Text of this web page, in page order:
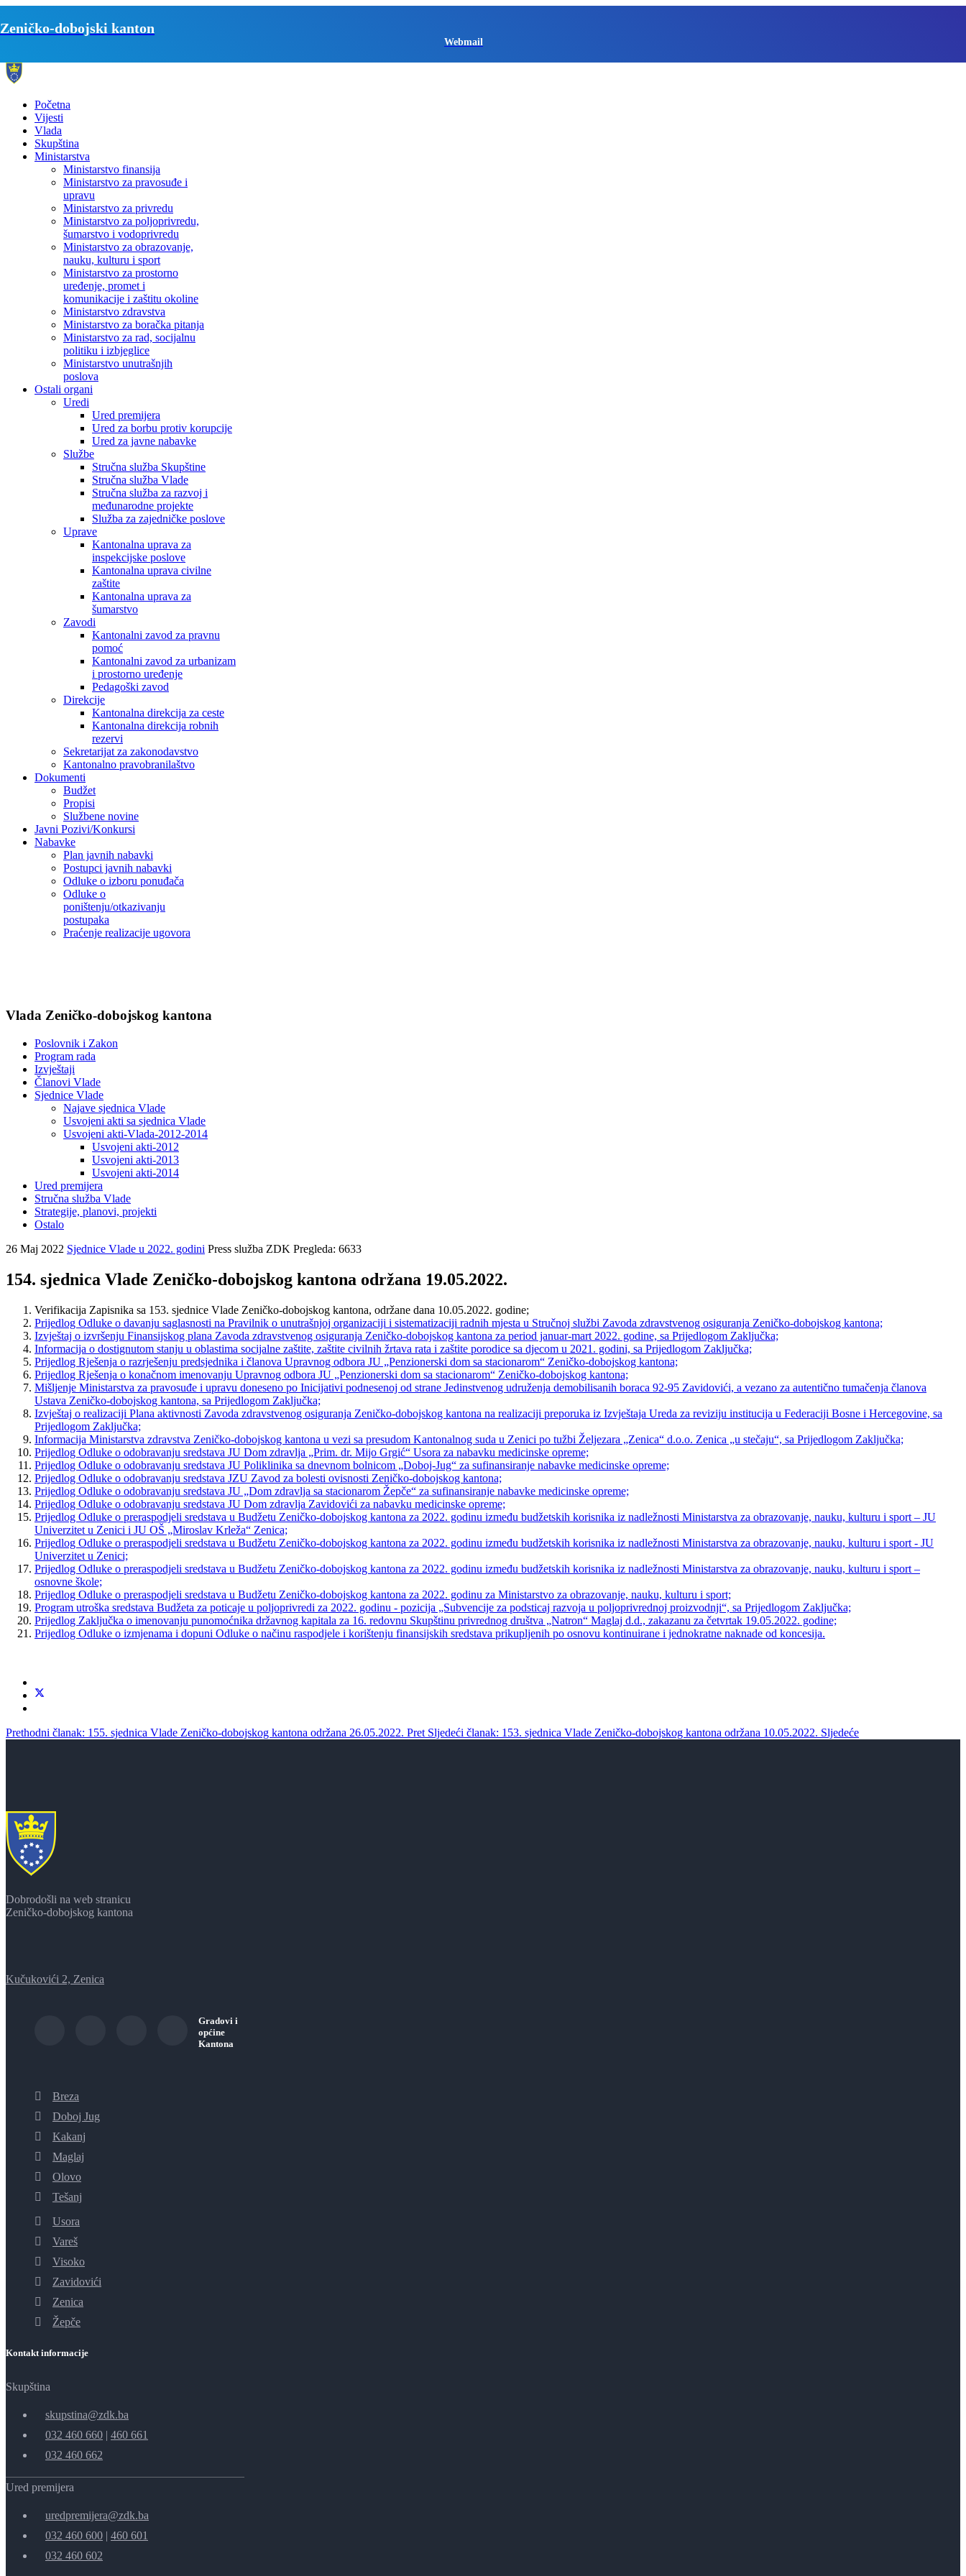
Zeničko-dobojski kanton
Webmail
Početna
Vijesti
Vlada
Skupština
Ministarstva
Ministarstvo finansija
Ministarstvo za pravosuđe i
upravu
Ministarstvo za privredu
Ministarstvo za poljoprivredu,
šumarstvo i vodoprivredu
Ministarstvo za obrazovanje,
nauku, kulturu i sport
Ministarstvo za prostorno
uređenje, promet i
komunikacije i zaštitu okoline
Ministarstvo zdravstva
Ministarstvo za boračka pitanja
Ministarstvo za rad, socijalnu
politiku i izbjeglice
Ministarstvo unutrašnjih
poslova
Ostali organi
Uredi
Ured premijera
Ured za borbu protiv korupcije
Ured za javne nabavke
Službe
Stručna služba Skupštine
Stručna služba Vlade
Stručna služba za razvoj i
međunarodne projekte
Služba za zajedničke poslove
Uprave
Kantonalna uprava za
inspekcijske poslove
Kantonalna uprava civilne
zaštite
Kantonalna uprava za
šumarstvo
Zavodi
Kantonalni zavod za pravnu
pomoć
Kantonalni zavod za urbanizam
i prostorno uređenje
Pedagoški zavod
Direkcije
Kantonalna direkcija za ceste
Kantonalna direkcija robnih
rezervi
Sekretarijat za zakonodavstvo
Kantonalno pravobranilaštvo
Dokumenti
Budžet
Propisi
Službene novine
Javni Pozivi/Konkursi
Nabavke
Plan javnih nabavki
Postupci javnih nabavki
Odluke o izboru ponuđača
Odluke o
poništenju/otkazivanju
postupaka
Praćenje realizacije ugovora
Vlada Zeničko-dobojskog kantona
Poslovnik i Zakon
Program rada
Izvještaji
Članovi Vlade
Sjednice Vlade
Najave sjednica Vlade
Usvojeni akti sa sjednica Vlade
Usvojeni akti-Vlada-2012-2014
Usvojeni akti-2012
Usvojeni akti-2013
Usvojeni akti-2014
Ured premijera
Stručna služba Vlade
Strategije, planovi, projekti
Ostalo
26 Maj 2022 Sjednice Vlade u 2022. godini Press služba ZDK Pregleda: 6633
154. sjednica Vlade Zeničko-dobojskog kantona održana 19.05.2022.
Verifikacija Zapisnika sa 153. sjednice Vlade Zeničko-dobojskog kantona, održane dana 10.05.2022. godine;
Prijedlog Odluke o davanju saglasnosti na Pravilnik o unutrašnjoj organizaciji i sistematizaciji radnih mjesta u Stručnoj službi Zavoda zdravstvenog osiguranja Zeničko-dobojskog kantona;
Izvještaj o izvršenju Finansijskog plana Zavoda zdravstvenog osiguranja Zeničko-dobojskog kantona za period januar-mart 2022. godine, sa Prijedlogom Zaključka;
Informacija o dostignutom stanju u oblastima socijalne zaštite, zaštite civilnih žrtava rata i zaštite porodice sa djecom u 2021. godini, sa Prijedlogom Zaključka;
Prijedlog Rješenja o razrješenju predsjednika i članova Upravnog odbora JU „Penzionerski dom sa stacionarom“ Zeničko-dobojskog kantona;
Prijedlog Rješenja o konačnom imenovanju Upravnog odbora JU „Penzionerski dom sa stacionarom“ Zeničko-dobojskog kantona;
Mišljenje Ministarstva za pravosuđe i upravu doneseno po Inicijativi podnesenoj od strane Jedinstvenog udruženja demobilisanih boraca 92-95 Zavidovići, a vezano za autentično tumačenja članova
Ustava Zeničko-dobojskog kantona, sa Prijedlogom Zaključka;
Izvještaj o realizaciji Plana aktivnosti Zavoda zdravstvenog osiguranja Zeničko-dobojskog kantona na realizaciji preporuka iz Izvještaja Ureda za reviziju institucija u Federaciji Bosne i Hercegovine, sa
Prijedlogom Zaključka;
Informacija Ministarstva zdravstva Zeničko-dobojskog kantona u vezi sa presudom Kantonalnog suda u Zenici po tužbi Željezara „Zenica“ d.o.o. Zenica „u stečaju“, sa Prijedlogom Zaključka;
Prijedlog Odluke o odobravanju sredstava JU Dom zdravlja „Prim. dr. Mijo Grgić“ Usora za nabavku medicinske opreme;
Prijedlog Odluke o odobravanju sredstava JU Poliklinika sa dnevnom bolnicom „Doboj-Jug“ za sufinansiranje nabavke medicinske opreme;
Prijedlog Odluke o odobravanju sredstava JZU Zavod za bolesti ovisnosti Zeničko-dobojskog kantona;
Prijedlog Odluke o odobravanju sredstava JU „Dom zdravlja sa stacionarom Žepče“ za sufinansiranje nabavke medicinske opreme;
Prijedlog Odluke o odobravanju sredstava JU Dom zdravlja Zavidovići za nabavku medicinske opreme;
Prijedlog Odluke o preraspodjeli sredstava u Budžetu Zeničko-dobojskog kantona za 2022. godinu između budžetskih korisnika iz nadležnosti Ministarstva za obrazovanje, nauku, kulturu i sport – JU
Univerzitet u Zenici i JU OŠ „Miroslav Krleža“ Zenica;
Prijedlog Odluke o preraspodjeli sredstava u Budžetu Zeničko-dobojskog kantona za 2022. godinu između budžetskih korisnika iz nadležnosti Ministarstva za obrazovanje, nauku, kulturu i sport - JU
Univerzitet u Zenici;
Prijedlog Odluke o preraspodjeli sredstava u Budžetu Zeničko-dobojskog kantona za 2022. godinu između budžetskih korisnika iz nadležnosti Ministarstva za obrazovanje, nauku, kulturu i sport –
osnovne škole;
Prijedlog Odluke o preraspodjeli sredstava u Budžetu Zeničko-dobojskog kantona za 2022. godinu za Ministarstvo za obrazovanje, nauku, kulturu i sport;
Program utroška sredstava Budžeta za poticaje u poljoprivredi za 2022. godinu - pozicija „Subvencije za podsticaj razvoja u poljoprivrednoj proizvodnji“, sa Prijedlogom Zaključka;
Prijedlog Zaključka o imenovanju punomoćnika državnog kapitala za 16. redovnu Skupštinu privrednog društva „Natron“ Maglaj d.d., zakazanu za četvrtak 19.05.2022. godine;
Prijedlog Odluke o izmjenama i dopuni Odluke o načinu raspodjele i korištenju finansijskih sredstava prikupljenih po osnovu kontinuirane i jednokratne naknade od koncesija.
Prethodni članak: 155. sjednica Vlade Zeničko-dobojskog kantona održana 26.05.2022. Pret Sljedeći članak: 153. sjednica Vlade Zeničko-dobojskog kantona održana 10.05.2022. Sljedeće
Dobrodošli na web stranicu
Zeničko-dobojskog kantona
Kučukovići 2, Zenica
Gradovi i
općine
Kantona
Breza
Doboj Jug
Kakanj
Maglaj
Olovo
Tešanj
Usora
Vareš
Visoko
Zavidovići
Zenica
Žepče
Kontakt informacije
Skupština
skupstina@zdk.ba
032 460 660 | 460 661
032 460 662
Ured premijera
uredpremijera@zdk.ba
032 460 600 | 460 601
032 460 602